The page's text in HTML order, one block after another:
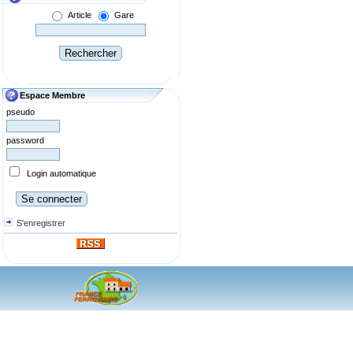
Article
Gare
Espace Membre
pseudo
password
Login automatique
S'enregistrer